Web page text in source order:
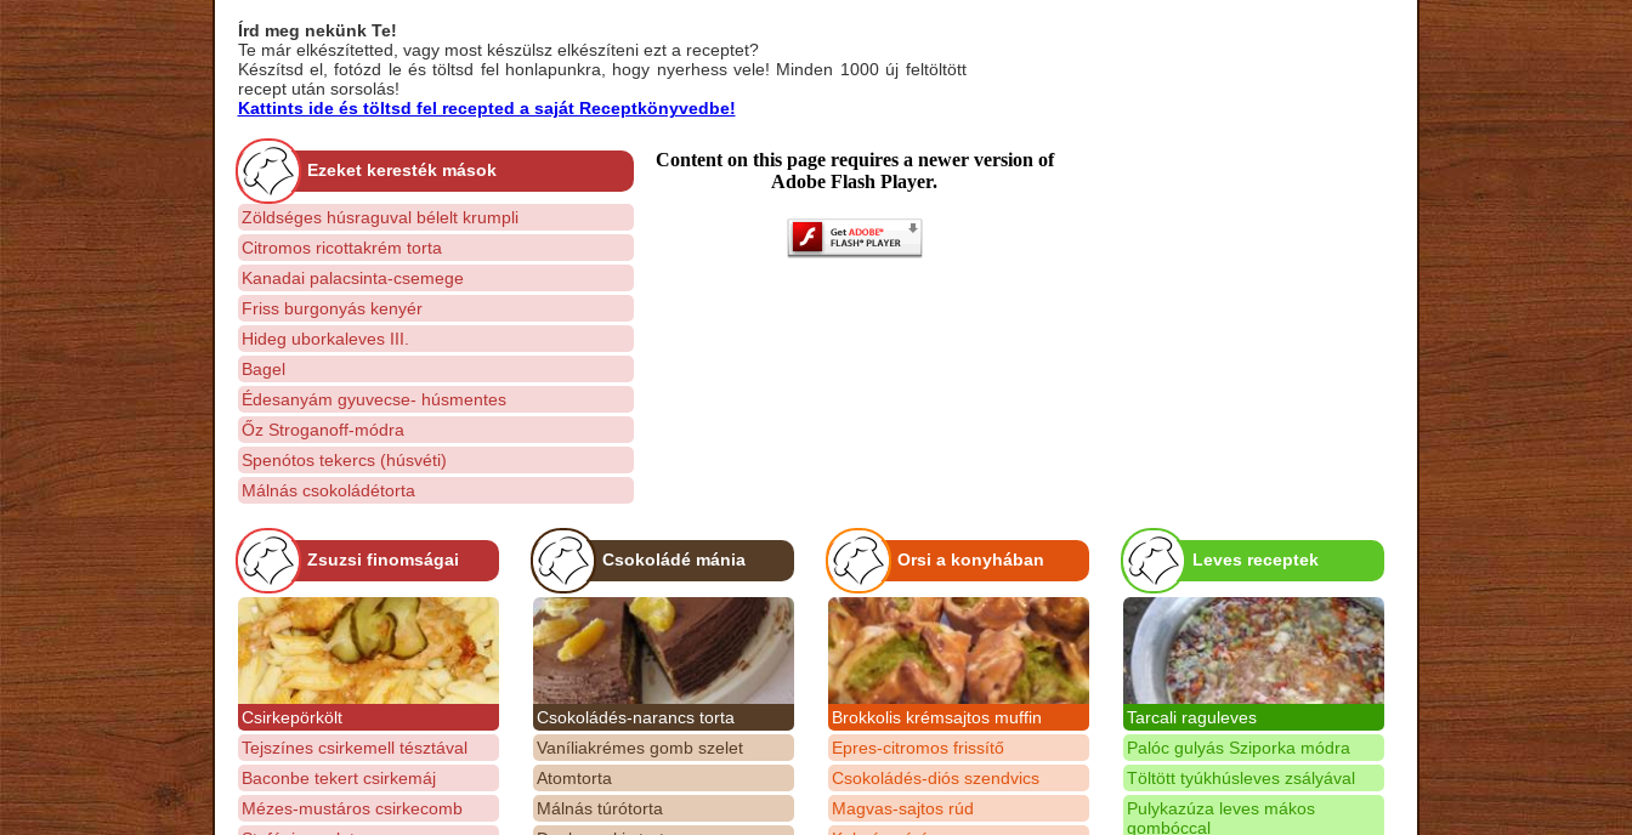
Írd meg nekünk Te!
Te már elkészítetted, vagy most készülsz elkészíteni ezt a receptet?
Készítsd el, fotózd le és töltsd fel honlapunkra, hogy nyerhess vele! Minden 1000 új feltöltött
recept után sorsolás!
Kattints ide és töltsd fel recepted a saját Receptkönyvedbe!
Ezeket keresték mások
Zöldséges húsraguval bélelt krumpli
Citromos ricottakrém torta
Kanadai palacsinta-csemege
Friss burgonyás kenyér
Hideg uborkaleves III.
Bagel
Édesanyám gyuvecse- húsmentes
Őz Stroganoff-módra
Spenótos tekercs (húsvéti)
Málnás csokoládétorta
Content on this page requires a newer version of
Adobe Flash Player.
Zsuzsi finomságai
Csirkepörkölt
Tejszínes csirkemell tésztával
Baconbe tekert csirkemáj
Mézes-mustáros csirkecomb
Csokoládé mánia
Csokoládés-narancs torta
Vaníliakrémes gomb szelet
Atomtorta
Málnás túrótorta
Orsi a konyhában
Brokkolis krémsajtos muffin
Epres-citromos frissítő
Csokoládés-diós szendvics
Magvas-sajtos rúd
Leves receptek
Tarcali raguleves
Palóc gulyás Sziporka módra
Töltött tyúkhúsleves zsályával
Pulykazúza leves mákos
gombóccal